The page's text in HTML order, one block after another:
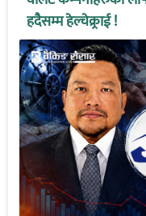
हदैसम्म हेल्चेक्र्राई !